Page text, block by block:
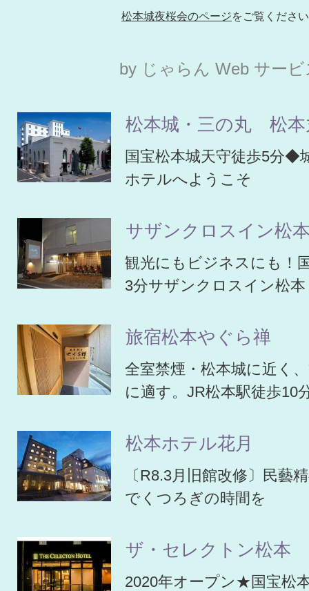
松本城夜桜会のページをご覧くださ
by じゃらん Web サービ
松本城・三の丸 松本
国宝松本城天守徒歩5分◆
ホテルへようこそ
サザンクロスイン松
観光にもビジネスにも！
3分サザンクロスイン松本
旅宿松本やぐら禅
全室禁煙・松本城に近く
に適す。JR松本駅徒歩10
松本ホテル花月
〔R8.3月旧館改修〕民藝
でくつろぎの時間を
ザ・セレクトン松本
2020年オープン★国宝松